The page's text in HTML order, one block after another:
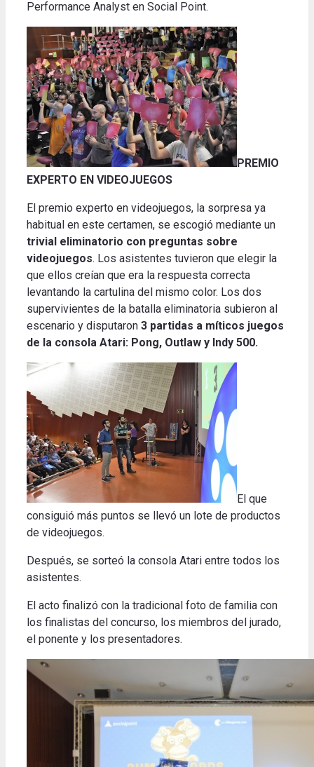
Performance Analyst en Social Point.
PREMIO
EXPERTO EN VIDEOJUEGOS
El premio experto en videojuegos, la sorpresa ya
habitual en este certamen, se escogió mediante un
trivial eliminatorio con preguntas sobre
videojuegos. Los asistentes tuvieron que elegir la
que ellos creían que era la respuesta correcta
levantando la cartulina del mismo color. Los dos
supervivientes de la batalla eliminatoria subieron al
escenario y disputaron 3 partidas a míticos juegos
de la consola Atari: Pong, Outlaw y Indy 500.
El que
consiguió más puntos se llevó un lote de productos
de videojuegos.
Después, se sorteó la consola Atari entre todos los
asistentes.
El acto finalizó con la tradicional foto de familia con
los finalistas del concurso, los miembros del jurado,
el ponente y los presentadores.